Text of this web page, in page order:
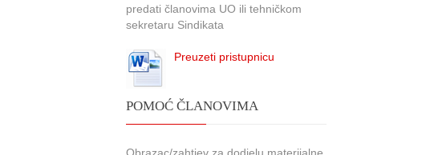
predati članovima UO ili tehničkom
sekretaru Sindikata
Preuzeti pristupnicu
POMOĆ ČLANOVIMA